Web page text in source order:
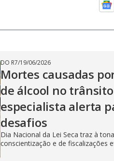
DO R7/19/06/2026
Mortes causadas
de álcool no
especialista alerta
desafios
Dia Nacional da Lei Seca traz à
conscientização e de fiscalizações